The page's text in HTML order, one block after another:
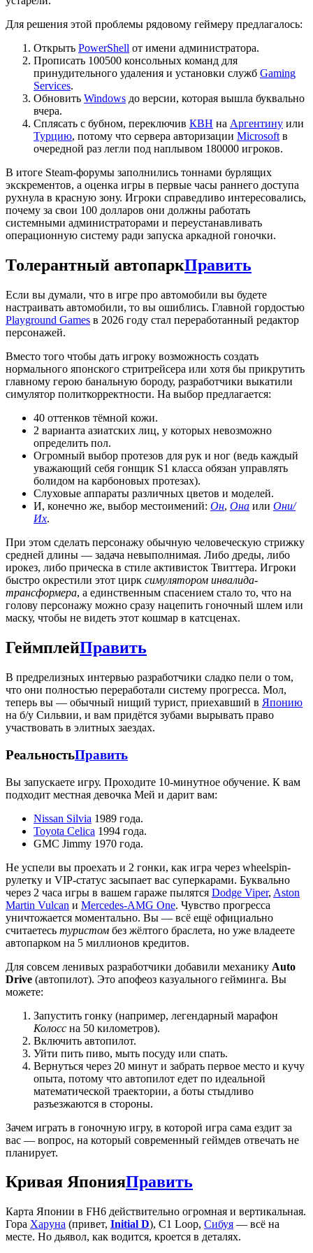
Для решения этой проблемы рядовому геймеру предлагалось:
Открыть PowerShell от имени администратора.
Прописать 100500 консольных команд для
принудительного удаления и установки служб Gaming
Services.
Обновить Windows до версии, которая вышла буквально
вчера.
Сплясать с бубном, переключив КВН на Аргентину или
Турцию, потому что сервера авторизации Microsoftв
очередной раз легли под наплывом 180000 игроков.
В итоге Steam-форумы заполнились тоннами бурлящих
экскрементов, а оценка игры в первые часы раннего доступа
рухнула в красную зону. Игроки справедливо интересовались,
почему за свои 100 долларов они должны работать
системными администраторами и переустанавливать
операционную систему ради запуска аркадной гоночки.
Толерантный автопаркПравить
Если вы думали, что в игре про автомобили вы будете
настраивать автомобили, то вы ошиблись. Главной гордостью
Playground Games в 2026 году стал переработанный редактор
персонажей.
Вместо того чтобы дать игроку возможность создать
нормального японского стритрейсера или хотя бы прикрутить
главному герою банальную бороду, разработчики выкатили
симулятор политкорректности. На выбор предлагается:
40 оттенков тёмной кожи.
2 варианта азиатских лиц, у которых невозможно
определить пол.
Огромный выбор протезов для рук и ног (ведь каждый
уважающий себя гонщик S1 класса обязан управлять
болидом на карбоновых протезах).
Слуховые аппараты различных цветов и моделей.
И, конечно же, выбор местоимений: Он, Она или Они/
Их.
При этом сделать персонажу обычную человеческую стрижку
средней длины — задача невыполнимая. Либо дреды, либо
ирокез, либо прическа в стиле активисток Твиттера. Игроки
быстро окрестили этот цирк симулятором инвалида-
трансформера, а единственным спасением стало то, что на
голову персонажу можно сразу нацепить гоночный шлем или
маску, чтобы не видеть этот кошмар в катсценах.
ГеймплейПравить
В предрелизных интервью разработчики сладко пели о том,
что они полностью переработали систему прогресса. Мол,
теперь вы — обычный нищий турист, приехавший в Японию
на б/у Сильвии, и вам придётся зубами вырывать право
участвовать в элитных заездах.
РеальностьПравить
Вы запускаете игру. Проходите 10-минутное обучение. К вам
подходит местная девочка Мей и дарит вам:
Nissan Silvia 1989 года.
Toyota Celica 1994 года.
GMC Jimmy 1970 года.
Не успели вы проехать и 2 гонки, как игра через wheelspin-
рулетку и VIP-статус засыпает вас суперкарами. Буквально
через 2 часа игры в вашем гараже пылятся Dodge Viper, Aston
Martin Vulcan и Mercedes-AMG One. Чувство прогресса
уничтожается моментально. Вы — всё ещё официально
считаетесь туристом без жёлтого браслета, но уже владеете
автопарком на 5 миллионов кредитов.
Для совсем ленивых разработчики добавили механику Auto
Drive (автопилот). Это апофеоз казуального гейминга. Вы
можете:
Запустить гонку (например, легендарный марафон
Колосс на 50 километров).
Включить автопилот.
Уйти пить пиво, мыть посуду или спать.
Вернуться через 20 минут и забрать первое место и кучу
опыта, потому что автопилот едет по идеальной
математической траектории, а боты стыдливо
разъезжаются в стороны.
Зачем играть в гоночную игру, в которой игра сама ездит за
вас — вопрос, на который современный геймдев отвечать не
планирует.
Кривая ЯпонияПравить
Карта Японии в FH6 действительно огромная и вертикальная.
Гора Харуна (привет, Initial D), C1 Loop, Сибуя — всё на
месте. Но дьявол, как водится, кроется в деталях.